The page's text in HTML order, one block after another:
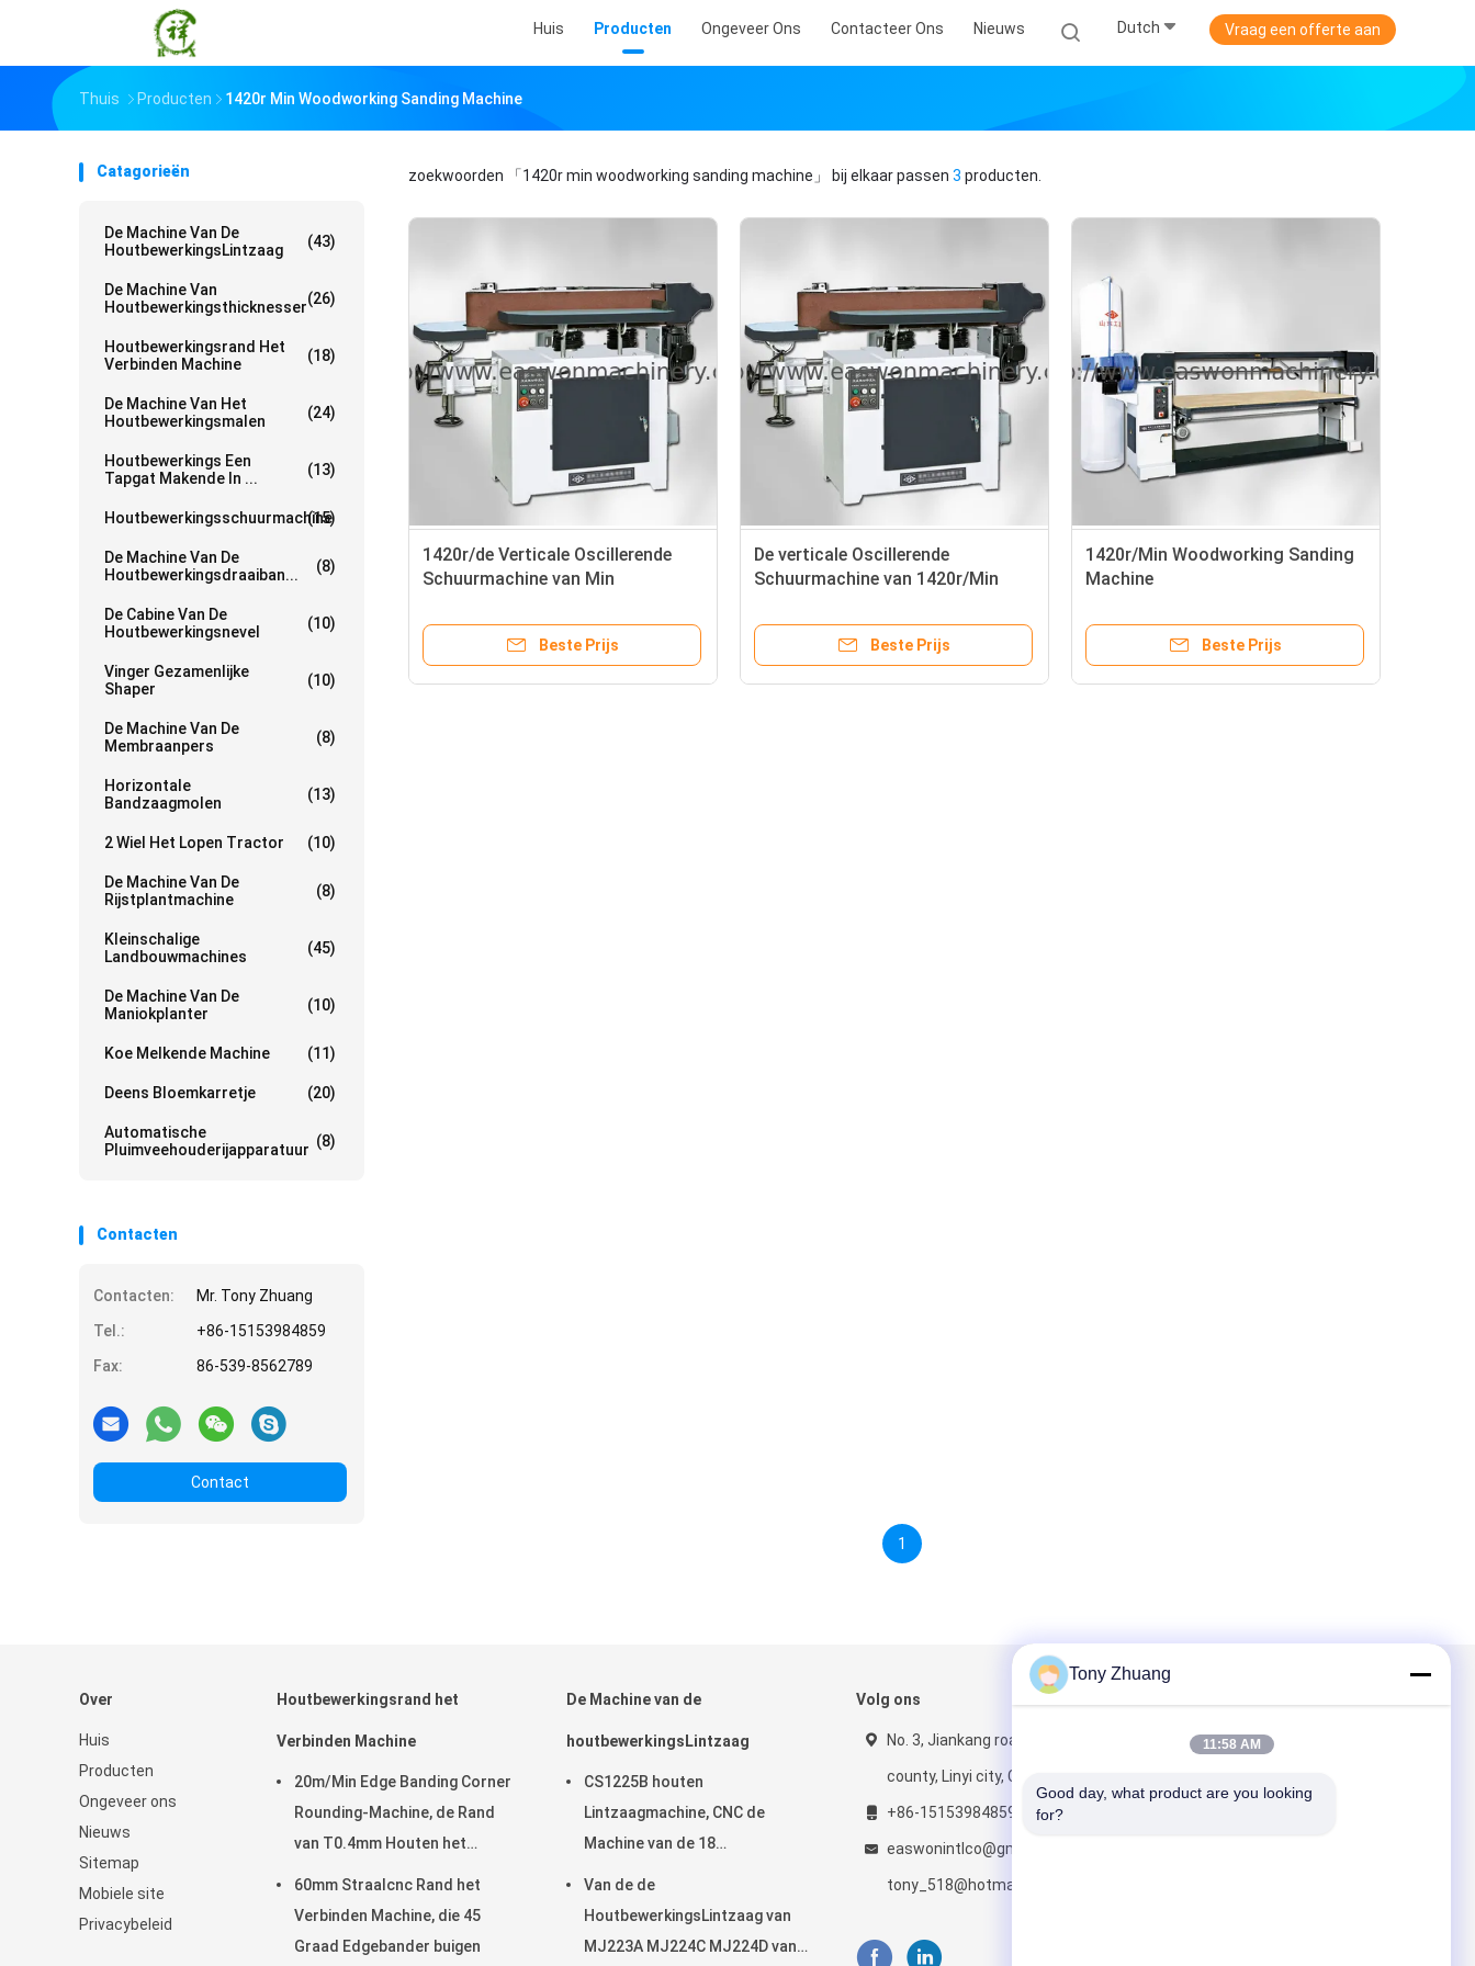
Huis Producten Ongeveer Ons Contacteer Ons Nieuws Dutch Vraag een offerte aan
Thuis Producten 1420r Min Woodworking Sanding Machine
Catagorieën
De Machine Van De
HoutbewerkingsLintzaag
(43)
De Machine Van
Houtbewerkingsthicknesser(26)
Houtbewerkingsrand Het
Verbinden Machine
(18)
De Machine Van Het
Houtbewerkingsmalen
(24)
Houtbewerkings Een
Tapgat Makende In ...
(13)
Houtbewerkingsschuurmachine
(15)
De Machine Van De
Houtbewerkingsdraaiban...
(8)
De Cabine Van De
Houtbewerkingsnevel
(10)
Vinger Gezamenlijke
Shaper
(10)
De Machine Van De
Membraanpers
(8)
Horizontale
Bandzaagmolen
(13)
2 Wiel Het Lopen Tractor (10)
De Machine Van De
Rijstplantmachine
(8)
Kleinschalige
Landbouwmachines
(45)
De Machine Van De
Maniokplanter
(10)
Koe Melkende Machine (11)
Deens Bloemkarretje (20)
Automatische
Pluimveehouderijapparatuur (8)
Contacten
Contacten:
Mr. Tony Zhuang
Tel.:
+86-15153984859
Fax:
86-539-8562789
Contact
zoekwoorden 「1420r min woodworking sanding machine」 bij elkaar passen 3 producten.
1420r/de Verticale Oscillerende
Schuurmachine van Min
MM2620
Beste Prijs
De verticale Oscillerende
Schuurmachine van 1420r/Min
MM2620
Beste Prijs
1420r/Min Woodworking Sanding
Machine
Beste Prijs
1
Over
Huis
Producten
Ongeveer ons
Nieuws
Sitemap
Mobiele site
Privacybeleid
Houtbewerkingsrand het
Verbinden Machine
20m/Min Edge Banding Corner
Rounding-Machine, de Rand
van T0.4mm Houten het
60mm Straalcnc Rand het
Verbinden Machine, die 45
Graad Edgebander buigen
De Machine van de
houtbewerkingsLintzaag
CS1225B houten
Lintzaagmachine, CNC de
Machine van de 18
Van de de
HoutbewerkingsLintzaag van
MJ223A MJ224C MJ224D van
Volg ons
No. 3, Jiankang road, Yishui
county, Linyi city, China
+86-15153984859
easwonintlco@gmail.com;
tony_518@hotmail.com
Tony Zhuang
11:58 AM
Good day, what product are you looking
for?